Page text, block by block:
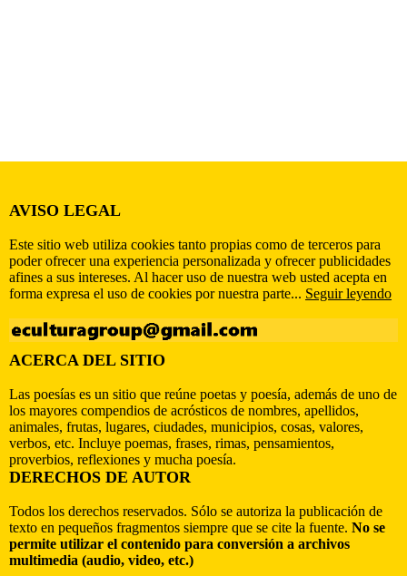
AVISO LEGAL
Este sitio web utiliza cookies tanto propias como de terceros para
poder ofrecer una experiencia personalizada y ofrecer publicidades
afines a sus intereses. Al hacer uso de nuestra web usted acepta en
forma expresa el uso de cookies por nuestra parte... Seguir leyendo
ACERCA DEL SITIO
Las poesías es un sitio que reúne poetas y poesía, además de uno de
los mayores compendios de acrósticos de nombres, apellidos,
animales, frutas, lugares, ciudades, municipios, cosas, valores,
verbos, etc. Incluye poemas, frases, rimas, pensamientos,
proverbios, reflexiones y mucha poesía.
DERECHOS DE AUTOR
Todos los derechos reservados. Sólo se autoriza la publicación de
texto en pequeños fragmentos siempre que se cite la fuente. No se
permite utilizar el contenido para conversión a archivos
multimedia (audio, video, etc.)